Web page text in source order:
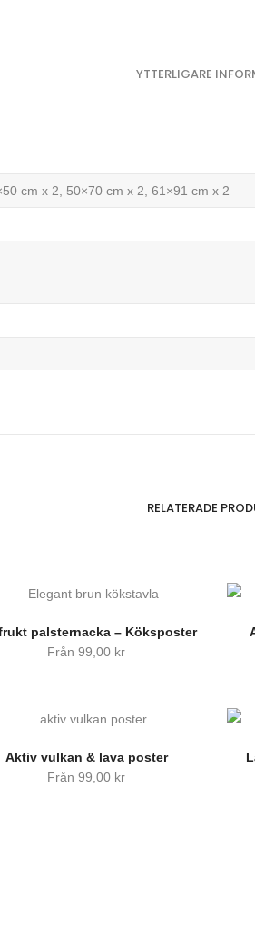
YTTERLIGARE
cm x 2, 50×70 cm x 2, 61×91 cm x 2
RELATERADE
palsternacka – Köksposter
Från 99,00 kr
Aktiv vulkan & lava poster
Från 99,00 kr